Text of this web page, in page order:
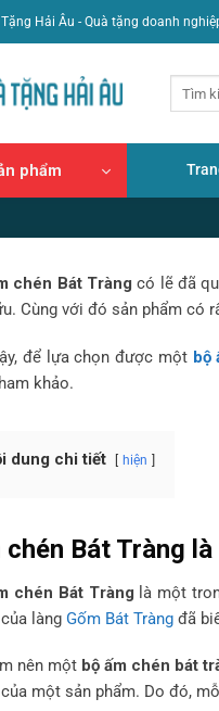
Hải Âu - Quà tặng doanh
phẩm
chén Bát Tràngcó lẽ đã
Cùng với đó sản phẩm có
để lựa chọn được một bộ
khảo.
dung chi tiết hiện
chén Bát Tràng là
chén Bát Tràng là một
làng Gốm Bát Tràngđã
nên một bộ ấm chén bát
một sản phẩm. Do đó,